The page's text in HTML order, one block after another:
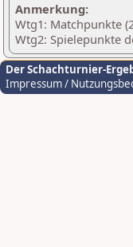
Anmerkung:
Wtg1: Matchpunkte
Wtg2: Spielepunkte
Der Schachturnier-
Impressum /